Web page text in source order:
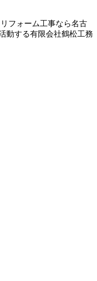
フォーム工事なら名古
動する有限会社鶴松工務